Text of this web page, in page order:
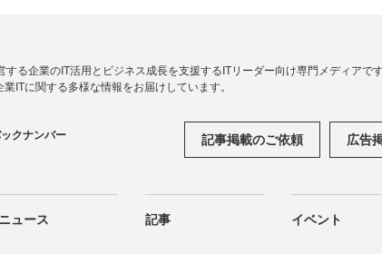
る企業のIT活用とビジネス成長を支援するITリーダー向け専門メディアで
ITに関する多様な情報をお届けしています。
クナンバー 記事掲載のご依頼 広告
ニュース 記事 イベント